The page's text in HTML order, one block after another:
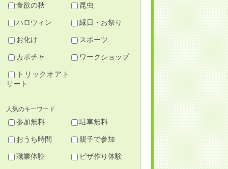
食欲の秋 昆虫
ハロウィン 縁日・お祭り
お化け スポーツ
カボチャ ワークショップ
トリックオアト
リート
人気のキーワード
参加無料 駐車無料
おうち時間 親子で参加
職業体験 ピザ作り体験